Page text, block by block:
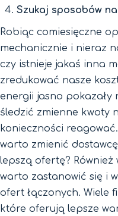
Szukaj sposobów
Robiąc comiesięczne
mechanicznie i nieraz
czy istnieje jakaś inna
zredukować nasze
energii jasno pokazały
śledzić zmienne kwoty
konieczności
warto zmienić
lepszą ofertę?
warto zastanowić się i
ofert łączonych. Wiele
które oferują lepsze